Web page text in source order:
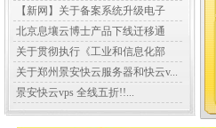
【新网】关于备案系统升级电子
化...
北京息壤云博士产品下线迁移通
知...
关于贯彻执行《工业和信息化部
关...
关于郑州景安快云服务器和快云v...
景安快云vps 全线五折!!...